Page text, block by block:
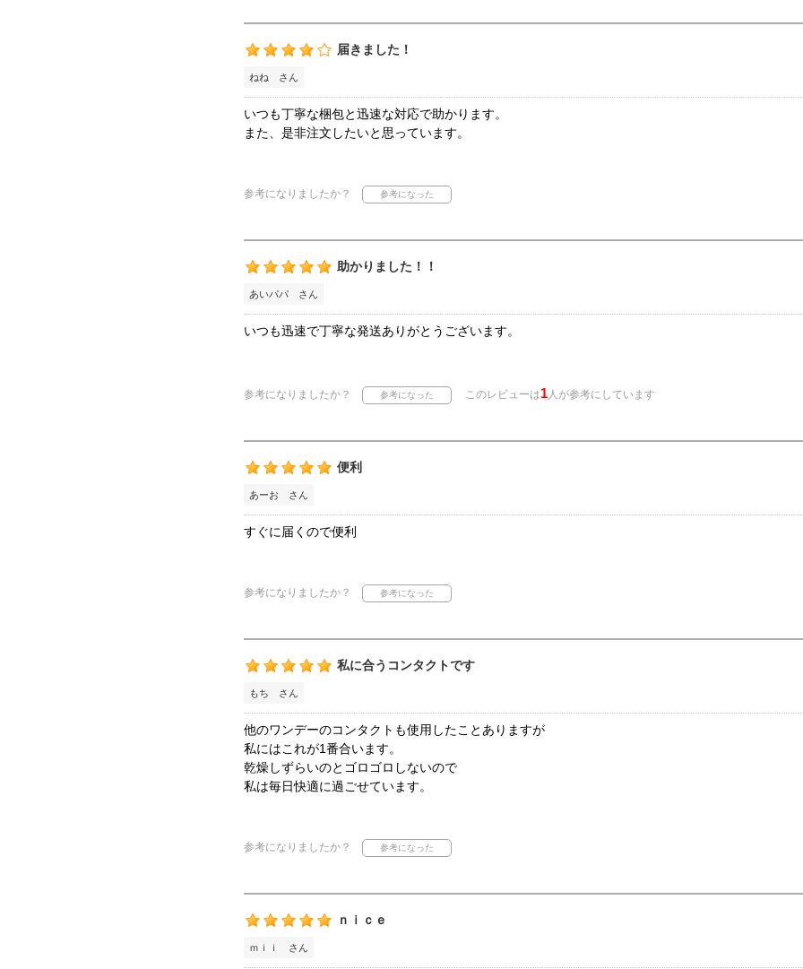
届きました！
ねね さん
いつも丁寧な梱包と迅速な対応で助かります。
また、是非注文したいと思っています。
参考になりましたか？
助かりました！！
あいパパ さん
いつも迅速で丁寧な発送ありがとうございます。
参考になりましたか？ このレビューは1人が参考にしています
便利
あーお さん
すぐに届くので便利
参考になりましたか？
私に合うコンタクトです
もち さん
他のワンデーのコンタクトも使用したことありますが
私にはこれが1番合います。
乾燥しずらいのとゴロゴロしないので
私は毎日快適に過ごせています。
参考になりましたか？
ｎｉｃｅ
ｍｉｉ さん